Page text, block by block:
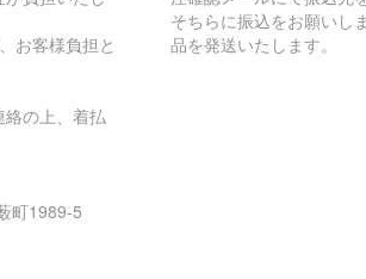
お客様負担と
の上、着払
町1989-5
そちらに振込をお願いし
品を発送いたします。